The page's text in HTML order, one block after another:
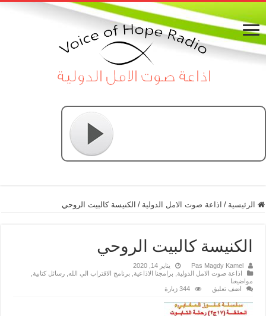
الرئيسية / اذاعة صوت الامل الدولية / الكنيسة كالبيت الروحي
الكنيسة كالبيت الروحي
Pas Magdy Kamel
يناير 14, 2020
اذاعة صوت الامل الدولية
برامجنا الاذاعية برنامج الاقتراب الي الله ,رسائل كتابية
مواضيعنا
اضف تعليق
344 زيارة